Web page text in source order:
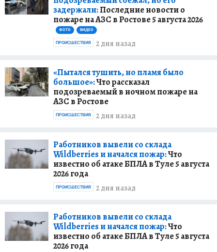
задержали:Последние новости о
пожаре на АЗС в Ростове 5 августа 2026
ФОТО ВИДЕО
2 дня назад
ПРОИСШЕСТВИЯ
«Пытался тушить, но пламя было
большое»:Что рассказал
подозреваемый в ночном пожаре на
АЗС в Ростове
2 дня назад
ПРОИСШЕСТВИЯ
Работников вывели со склада
Wildberries и начался пожар:Что
известно об атаке БПЛА в Туле 5 августа
2026 года
2 дня назад
ПРОИСШЕСТВИЯ
Работников вывели со склада
Wildberries и начался пожар:Что
известно об атаке БПЛА в Туле 5 августа
2026 года